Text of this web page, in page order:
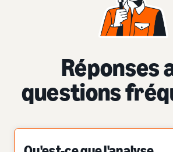
Réponses
questions